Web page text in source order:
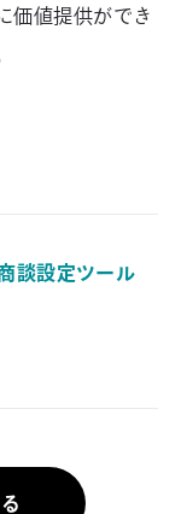
価値提供ができ
談設定ツール